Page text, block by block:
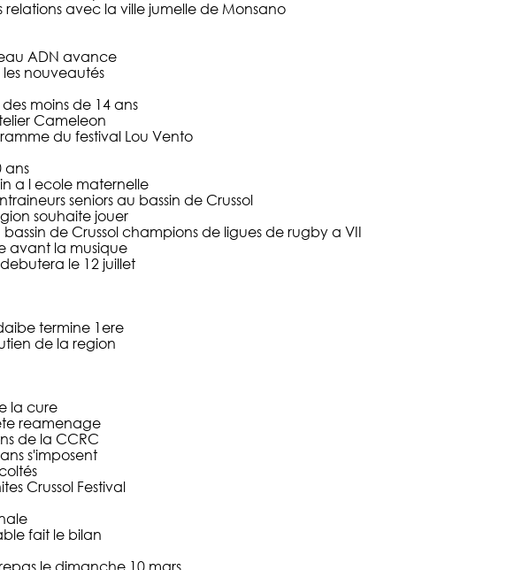
relations avec la ville jumelle de Monsano
ADN avance
les nouveautés
moins de 14 ans
Cameleon
du festival Lou Vento
ans
a l ecole maternelle
seniors au bassin de Crussol
souhaite jouer
bassin de Crussol champions de ligues de rugby a VII
avant la musique
le 12 juillet
termine 1ere
de la region
la cure
reamenage
de la CCRC
s'imposent
Crussol Festival
fait le bilan
le dimanche 10 mars